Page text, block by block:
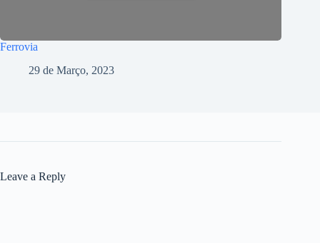
Ferrovia
29 de Março, 2023
Leave a Reply